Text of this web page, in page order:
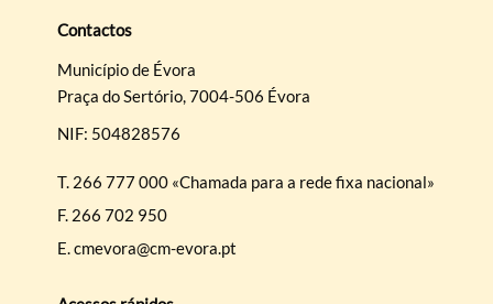
Contactos
Município de Évora
Praça do Sertório, 7004-506 Évora
NIF: 504828576
T. 266 777 000 «Chamada para a rede fixa nacional»
F. 266 702 950
E.cmevora@cm-evora.pt